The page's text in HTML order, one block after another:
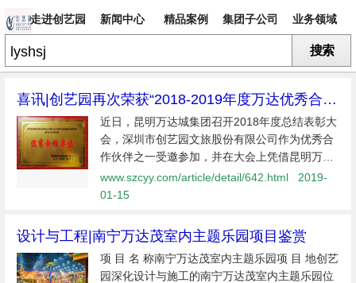
走进创艺园 新闻中心 精品案例 集团子公司 业务领域
搜索
喜讯|创艺园再次荣获“2018-2019年度万达优秀合作
单位”殊荣
近日，昆明万达城集团召开2018年度总结表彰大
会，深圳市创艺园文旅股份有限公司作为优秀合
作伙伴之一受邀参加，并在大会上凭借昆明万达
城项目荣获“2018-2019年度优秀合作单
位”及“2018年度先进施工单位”殊荣。201
www.szcyy.com/article/detail/642.html
2019-
01-15
设计与工程|南宁万达茂室内主题乐园项目鉴赏
项 目 名 称南宁万达茂室内主题乐园项 目 地创艺
园深化设计与施工的南宁万达茂室内主题乐园位